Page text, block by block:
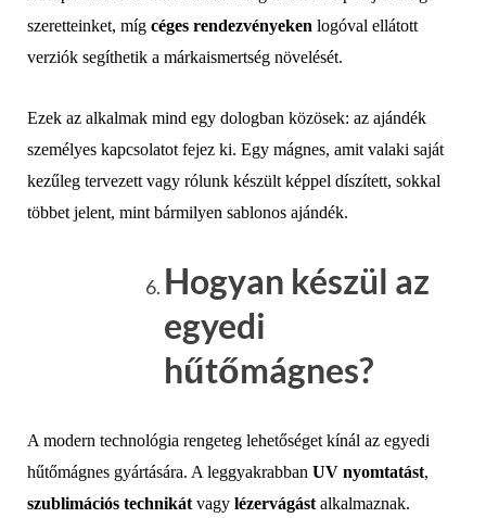
szeretteinket, míg céges rendezvényeken logóval ellátott
verziók segíthetik a márkaismertség növelését.
Ezek az alkalmak mind egy dologban közösek: az ajándék
személyes kapcsolatot fejez ki. Egy mágnes, amit valaki saját
kezűleg tervezett vagy rólunk készült képpel díszített, sokkal
többet jelent, mint bármilyen sablonos ajándék.
Hogyan készül az
egyedi
hűtőmágnes?
A modern technológia rengeteg lehetőséget kínál az egyedi
hűtőmágnes gyártására. A leggyakrabban UV nyomtatást,
szublimációs technikát vagy lézervágást alkalmaznak.